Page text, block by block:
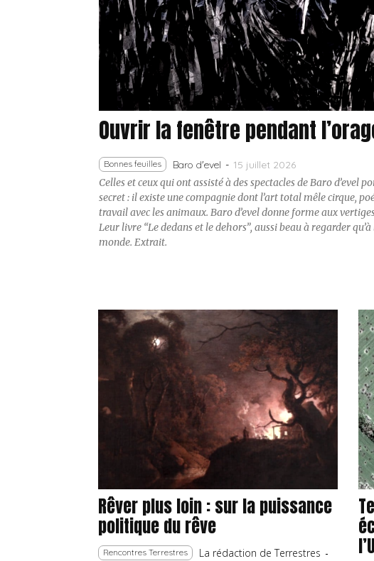
Ouvrir la fenêtre pendant
Bonnes feuilles Baro d'evel - 15 juillet 2026
Celles et ceux qui ont assisté à des spectacles de Baro d’evel
secret : il existe une compagnie dont l’art total mêle cirque,
travail avec les animaux. Baro d’evel donne forme aux
Leur livre “Le dedans et le dehors”, aussi beau à regarder
monde. Extrait.
Rêver plus loin : sur la puissance
politique du rêve
Rencontres Terrestres La rédaction de Terrestres -